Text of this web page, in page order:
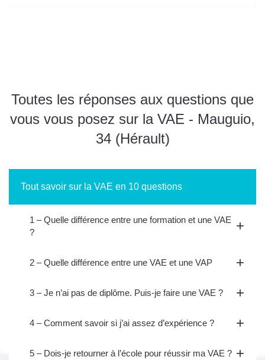
Toutes les réponses aux questions que
vous vous posez sur la VAE - Mauguio,
34 (Hérault)
Tout savoir sur la VAE en 10 questions
1 – Quelle différence entre une formation et une VAE
?
2 – Quelle différence entre une VAE et une VAP
3 – Je n’ai pas de diplôme. Puis-je faire une VAE ?
4 – Comment savoir si j’ai assez d’expérience ?
5 – Dois-je retourner à l’école pour réussir ma VAE ?